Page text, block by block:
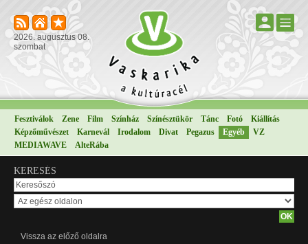
2026. augusztus 08.
szombat
Fesztiválok Zene Film Színház Színésztükör Tánc Fotó
Kiállítás
Képzőművészet
Karnevál Irodalom Divat Pegazus Egyéb
VZ
MEDIAWAVE
AlteRába
KERESÉS
Vissza az előző oldalra